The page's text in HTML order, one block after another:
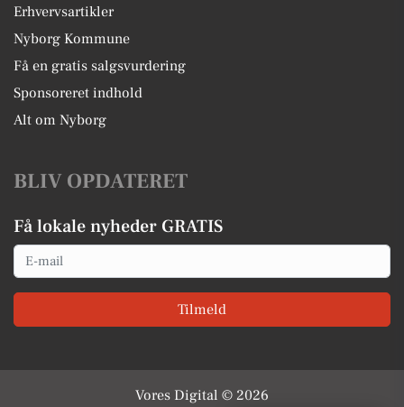
Erhvervsartikler
Nyborg Kommune
Få en gratis salgsvurdering
Sponsoreret indhold
Alt om Nyborg
BLIV OPDATERET
Få lokale nyheder GRATIS
Email
Tilmeld
Vores Digital © 2026